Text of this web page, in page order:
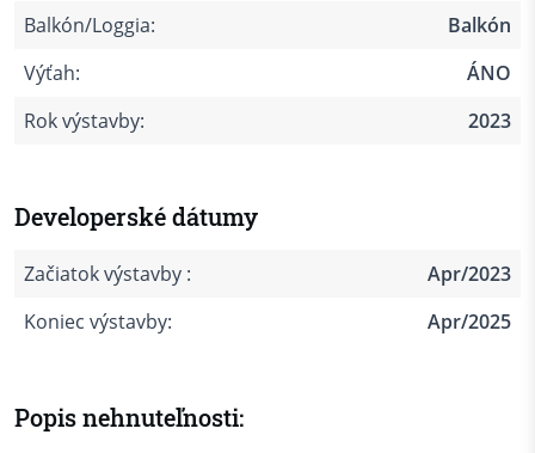
Balkón/Loggia:
Balkón
Výťah:
ÁNO
Rok výstavby:
2023
Developerské dátumy
Začiatok výstavby :
Apr/2023
Koniec výstavby:
Apr/2025
Popis nehnuteľnosti: